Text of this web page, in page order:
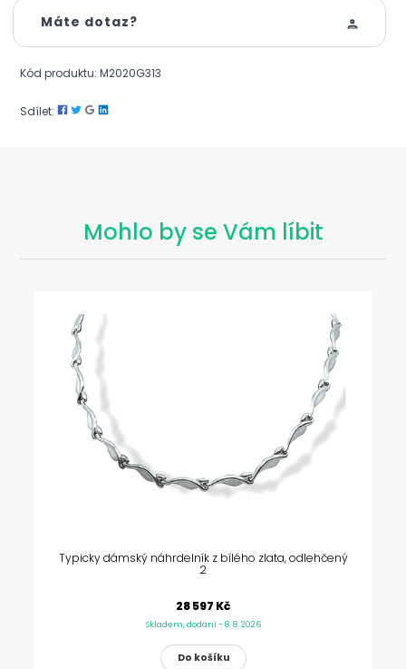
Máte dotaz?
Kód produktu: M2020G313
Sdílet:
Mohlo by se Vám líbit
Typicky dámský náhrdelník z bílého zlata, odlehčený
2
28 597 Kč
Skladem, dodání - 8. 8. 2026